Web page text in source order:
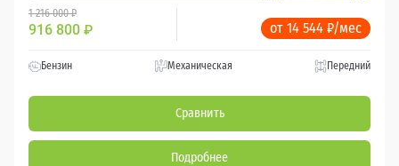
1 216 000 ₽
916 800 ₽ от 14 544 ₽/мес
Бензин Механическая Передний
Сравнить
Подробнее